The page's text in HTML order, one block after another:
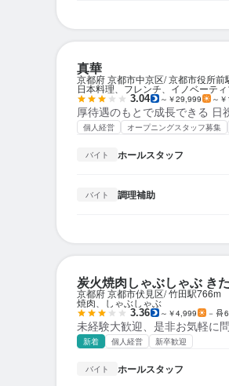
真華
京都府 京都市中京区 京都市役所前
日本料理、フレンチ、イノベーテ
3.04 ～￥29,999 ～
厚待遇のもとで成長できる 日
個人経営 オープニングスタッフ募集
バイト ホールスタッフ
バイト 調理補助
炭火焼肉しゃぶしゃぶ き
京都府 京都市伏見区 竹田駅766m
焼肉、しゃぶしゃぶ
3.36 ～￥4,999 －
未経験大歓迎、是非お気軽に
新着 個人経営 新卒歓迎
バイト ホールスタッフ